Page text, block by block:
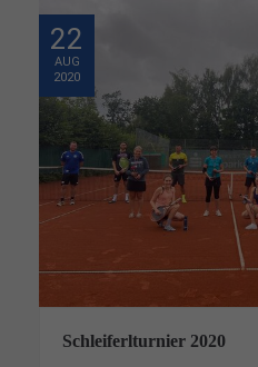
22
AUG
2020
Schleiferlturnier 2020